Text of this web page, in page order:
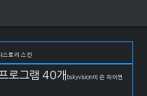
스토리 스킨
로그램 40개 bskyvision이 쓴 파이썬
(2)